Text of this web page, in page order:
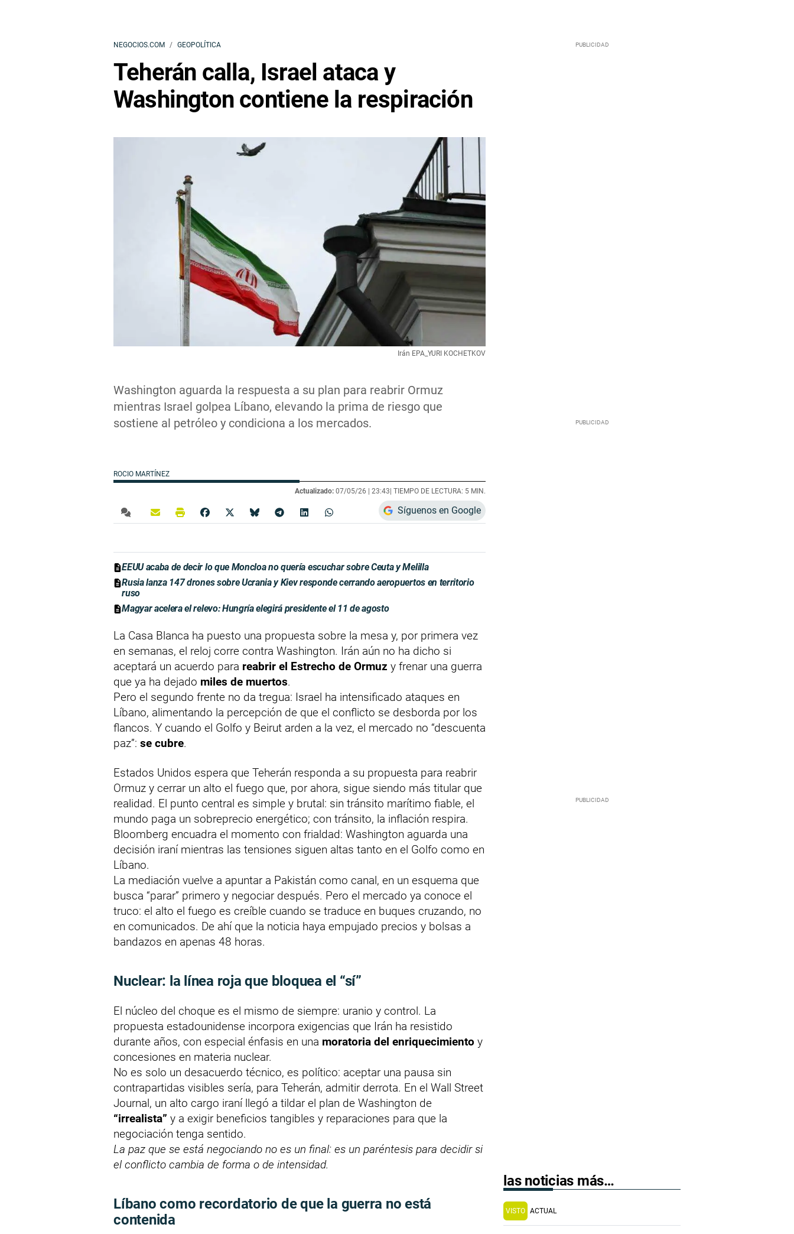
NEGOCIOS.COM GEOPOLÍTICA
Teherán calla, Israel ataca y
Washington contiene la respiración
Washington aguarda la respuesta a su plan para reabrir Ormuz
mientras Israel golpea Líbano, elevando la prima de riesgo que
sostiene al petróleo y condiciona a los mercados.
Irán EPA_YURI KOCHETKOV
ROCIO MARTÍNEZ
Actualizado: 07/05/26 | 23:43 | TIEMPO DE LECTURA: 5 MIN.
Síguenos en Google
EEUU acaba de decir lo que Moncloa no quería escuchar sobre Ceuta y Melilla
Rusia lanza 147 drones sobre Ucrania y Kiev responde cerrando aeropuertos en territorio
ruso
Magyar acelera el relevo: Hungría elegirá presidente el 11 de agosto
La Casa Blanca ha puesto una propuesta sobre la mesa y, por primera vez
en semanas, el reloj corre contra Washington. Irán aún no ha dicho si
aceptará un acuerdo para reabrir el Estrecho de Ormuz y frenar una guerra
que ya ha dejado miles de muertos.
Pero el segundo frente no da tregua: Israel ha intensificado ataques en
Líbano, alimentando la percepción de que el conflicto se desborda por los
flancos. Y cuando el Golfo y Beirut arden a la vez, el mercado no “descuenta
paz”: se cubre.
Estados Unidos espera que Teherán responda a su propuesta para reabrir
Ormuz y cerrar un alto el fuego que, por ahora, sigue siendo más titular que
realidad. El punto central es simple y brutal: sin tránsito marítimo fiable, el
mundo paga un sobreprecio energético; con tránsito, la inflación respira.
Bloomberg encuadra el momento con frialdad: Washington aguarda una
decisión iraní mientras las tensiones siguen altas tanto en el Golfo como en
Líbano.
La mediación vuelve a apuntar a Pakistán como canal, en un esquema que
busca “parar” primero y negociar después. Pero el mercado ya conoce el
truco: el alto el fuego es creíble cuando se traduce en buques cruzando, no
en comunicados. De ahí que la noticia haya empujado precios y bolsas a
bandazos en apenas 48 horas.
Nuclear: la línea roja que bloquea el “sí”
El núcleo del choque es el mismo de siempre: uranio y control. La
propuesta estadounidense incorpora exigencias que Irán ha resistido
durante años, con especial énfasis en una moratoria del enriquecimiento y
concesiones en materia nuclear.
No es solo un desacuerdo técnico, es político: aceptar una pausa sin
contrapartidas visibles sería, para Teherán, admitir derrota. En el Wall Street
Journal, un alto cargo iraní llegó a tildar el plan de Washington de
“irrealista” y a exigir beneficios tangibles y reparaciones para que la
negociación tenga sentido.
La paz que se está negociando no es un final: es un paréntesis para decidir si
el conflicto cambia de forma o de intensidad.
Líbano como recordatorio de que la guerra no está
contenida
las noticias más…
VISTO ACTUAL